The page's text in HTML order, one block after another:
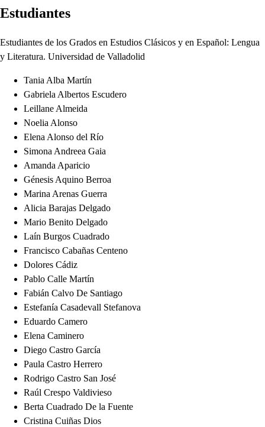
Estudiantes
Estudiantes de los Grados en Estudios Clásicos y en Español: Lengua
y Literatura. Universidad de Valladolid
Tania Alba Martín
Gabriela Albertos Escudero
Leillane Almeida
Noelia Alonso
Elena Alonso del Río
Simona Andreea Gaia
Amanda Aparicio
Génesis Aquino Berroa
Marina Arenas Guerra
Alicia Barajas Delgado
Mario Benito Delgado
Laín Burgos Cuadrado
Francisco Cabañas Centeno
Dolores Cádiz
Pablo Calle Martín
Fabián Calvo De Santiago
Estefanía Casadevall Stefanova
Eduardo Camero
Elena Caminero
Diego Castro García
Paula Castro Herrero
Rodrigo Castro San José
Raúl Crespo Valdivieso
Berta Cuadrado De la Fuente
Cristina Cuiñas Dios